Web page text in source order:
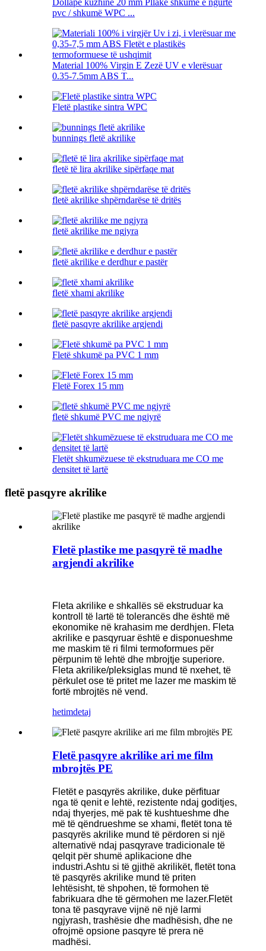
Dollapë kuzhine 20 mm Pllakë shkumë e ngurtë
pvc / shkumë WPC ...
Material 100% Virgin E Zezë UV e vlerësuar
0.35-7.5mm ABS T...
Fletë plastike sintra WPC
bunnings fletë akrilike
fletë të lira akrilike sipërfaqe mat
fletë akrilike shpërndarëse të dritës
fletë akrilike me ngjyra
fletë akrilike e derdhur e pastër
fletë xhami akrilike
fletë pasqyre akrilike argjendi
Fletë shkumë pa PVC 1 mm
Fletë Forex 15 mm
fletë shkumë PVC me ngjyrë
Fletët shkumëzuese të ekstruduara me CO me
densitet të lartë
fletë pasqyre akrilike
Fletë plastike me pasqyrë të madhe
argjendi akrilike
Fleta akrilike e shkallës së ekstruduar ka
kontroll të lartë të tolerancës dhe është më
ekonomike në krahasim me derdhjen. Fleta
akrilike e pasqyruar është e disponueshme
me maskim të ri filmi termoformues për
përpunim të lehtë dhe mbrojtje superiore.
Fleta akrilike/pleksiglas mund të nxehet, të
përkulet ose të pritet me lazer me maskim të
fortë mbrojtës në vend.
hetimdetaj
Fletë pasqyre akrilike ari me film
mbrojtës PE
Fletët e pasqyrës akrilike, duke përfituar
nga të qenit e lehtë, rezistente ndaj goditjes,
ndaj thyerjes, më pak të kushtueshme dhe
më të qëndrueshme se xhami, fletët tona të
pasqyrës akrilike mund të përdoren si një
alternativë ndaj pasqyrave tradicionale të
qelqit për shumë aplikacione dhe
industri.Ashtu si të gjithë akrilikët, fletët tona
të pasqyrës akrilike mund të priten
lehtësisht, të shpohen, të formohen të
fabrikuara dhe të gërmohen me lazer.Fletët
tona të pasqyrave vijnë në një larmi
ngjyrash, trashësie dhe madhësish, dhe ne
ofrojmë opsione pasqyre të prera në
madhësi.